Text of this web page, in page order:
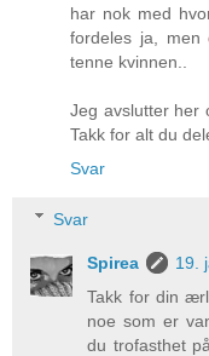
har nok med
fordeles ja, men
tenne kvinnen..
Jeg avslutter her
Takk for alt du
Svar
Svar
Spirea
19.
Takk for din
noe som er
du trofasthet